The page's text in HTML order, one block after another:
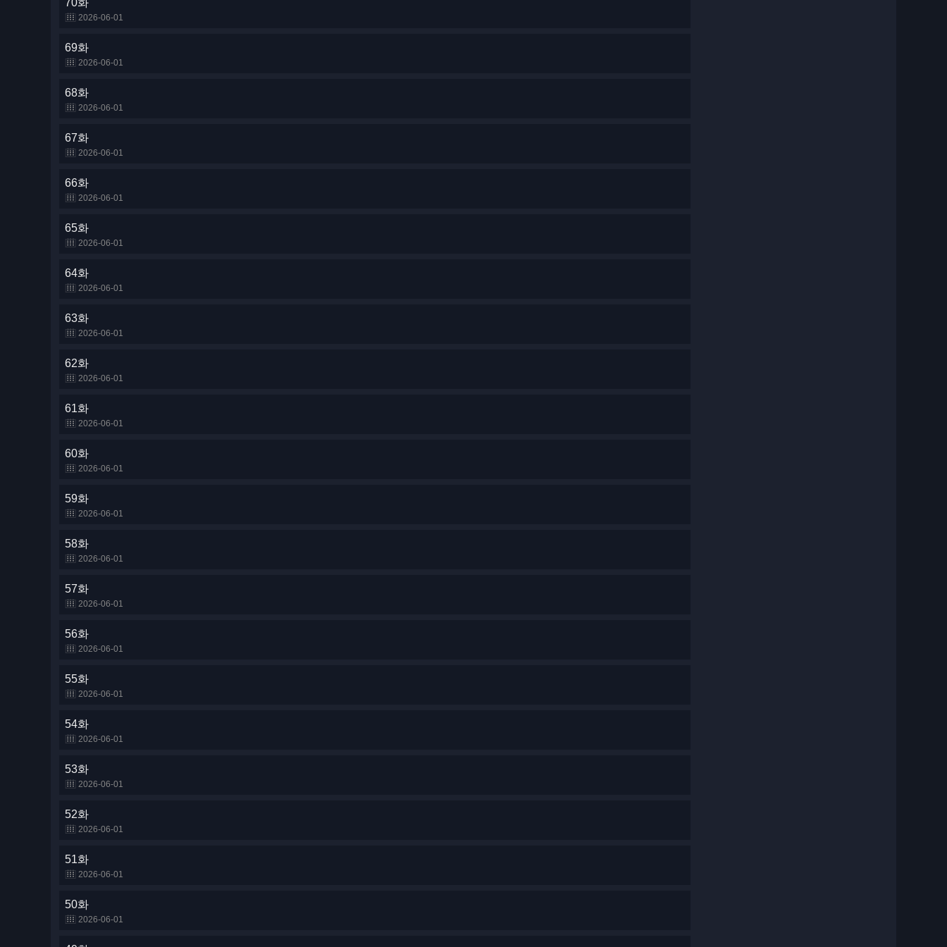
2026-06-01
69화
2026-06-01
68화
2026-06-01
67화
2026-06-01
66화
2026-06-01
65화
2026-06-01
64화
2026-06-01
63화
2026-06-01
62화
2026-06-01
61화
2026-06-01
60화
2026-06-01
59화
2026-06-01
58화
2026-06-01
57화
2026-06-01
56화
2026-06-01
55화
2026-06-01
54화
2026-06-01
53화
2026-06-01
52화
2026-06-01
51화
2026-06-01
50화
2026-06-01